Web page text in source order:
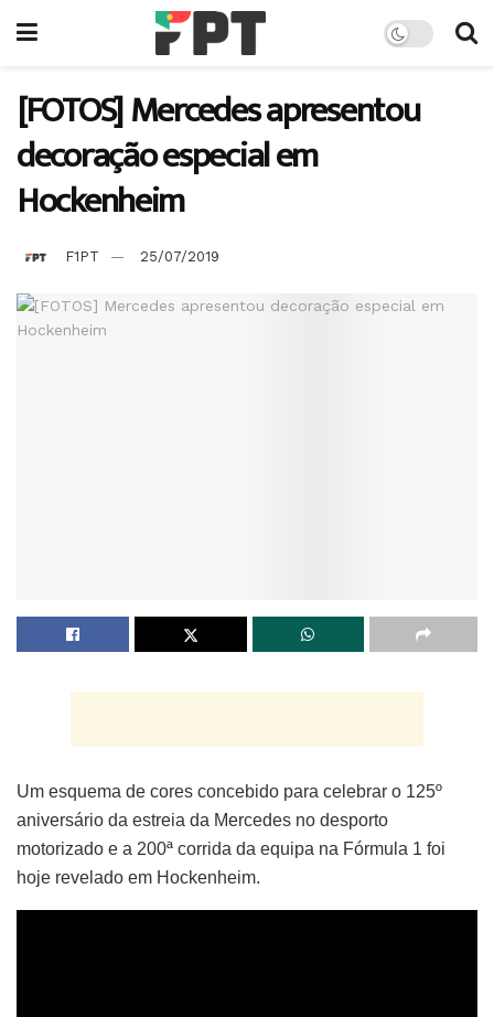
[FOTOS] Mercedes apresentou
decoração especial em
Hockenheim
F1PT 25/07/2019
Um esquema de cores concebido para celebrar o 125º
aniversário da estreia da Mercedes no desporto
motorizado e a 200ª corrida da equipa na Fórmula 1 foi
hoje revelado em Hockenheim.